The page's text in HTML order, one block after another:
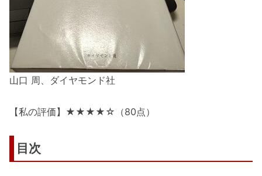
山口 周、ダイヤモンド社
【私の評価】★★★★☆（80点）
目次